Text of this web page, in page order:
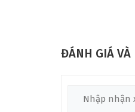
GIỚI THIỆU
Với thiết kế
Mặt top của đàn
thẩm mỹ cho cây
ĐÁNH GIÁ VÀ